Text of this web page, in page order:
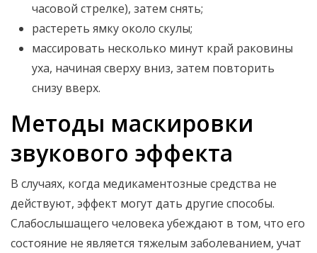
часовой стрелке), затем снять;
растереть ямку около скулы;
массировать несколько минут край раковины
уха, начиная сверху вниз, затем повторить
снизу вверх.
Методы маскировки
звукового эффекта
В случаях, когда медикаментозные средства не
действуют, эффект могут дать другие способы.
Слабослышащего человека убеждают в том, что его
состояние не является тяжелым заболеванием, учат